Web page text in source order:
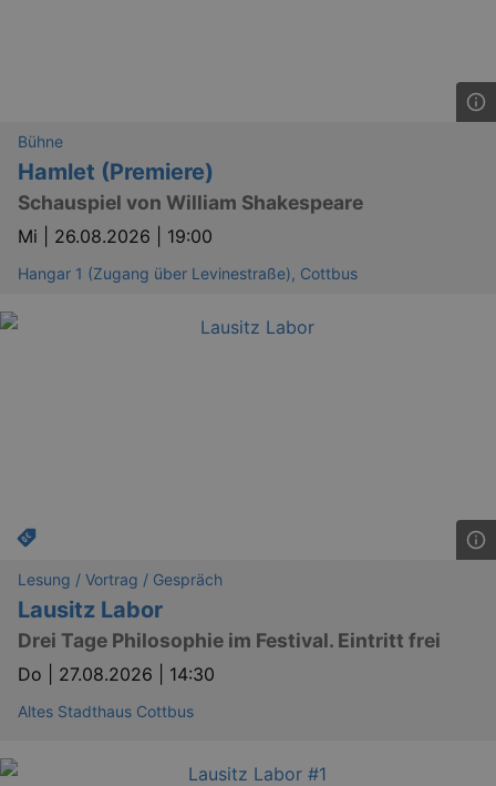
Bühne
Hamlet (Premiere)
Schauspiel von William Shakespeare
Mi | 26.08.2026 | 19:00
Hangar 1 (Zugang über Levinestraße), Cottbus
Lesung / Vortrag / Gespräch
Lausitz Labor
Drei Tage Philosophie im Festival. Eintritt frei
Do | 27.08.2026 | 14:30
Altes Stadthaus Cottbus